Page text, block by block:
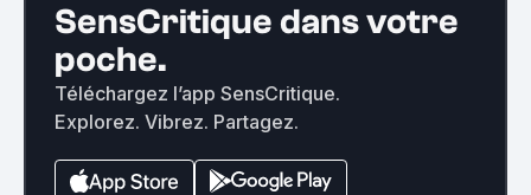
SensCritique dans votre
poche.
Téléchargez l’app SensCritique.
Explorez. Vibrez. Partagez.